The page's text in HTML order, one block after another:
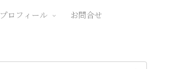
プロフィール お問合せ